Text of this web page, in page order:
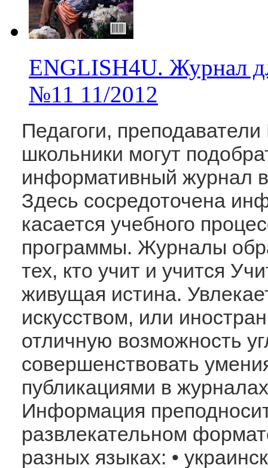
ENGLISH4U. Журнал
№11 11/2012
Педагоги,
школьники могут
информативный журнал
Здесь сосредоточена
касается учебного
программы. Журналы
тех, кто учит и учится
живущая истина.
искусством, или
отличную возможность
совершенствовать
публикациями в
Информация
развлекательном
разных языках: •